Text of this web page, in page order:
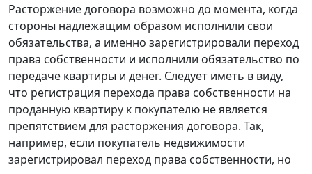
Расторжение договора возможно до момента, когда
стороны надлежащим образом исполнили свои
обязательства, а именно зарегистрировали переход
права собственности и исполнили обязательство по
передаче квартиры и денег. Следует иметь в виду,
что регистрация перехода права собственности на
проданную квартиру к покупателю не является
препятствием для расторжения договора. Так,
например, если покупатель недвижимости
зарегистрировал переход права собственности, но